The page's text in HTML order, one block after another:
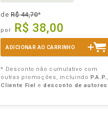
deR$ 44,70*
por R$ 38,00
ADICIONAR AO CARRINHO
* Desconto não cumulativo com
outras promoções, incluindo P.A.P.,
Cliente Fiel e desconto de autores